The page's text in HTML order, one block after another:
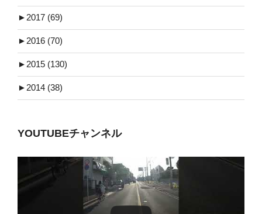
► 2017 (69)
► 2016 (70)
► 2015 (130)
► 2014 (38)
YOUTUBEチャンネル